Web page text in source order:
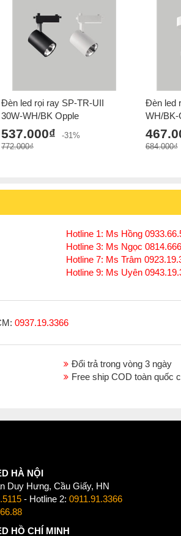
tốt cho chipled.
Đèn ray ST030 có 2 màu vỏ là đèn và
Đèn ray ST030 sử dụng thanh ray T3
Đèn led rọi ray SP-TR-UII
30W-WH/BK Opple
537.000₫
-31%
772.000₫
Đèn led
WH/BK-
684.000₫
Hotline 1: Ms Hồng
Hotline 3: Ms Ngọc
Hotline 7: Ms Trâm
Hotline 9: Ms Uyên
0937.19.3366
Đổi trả trong vòng 3 ngày
Free ship COD toàn quốc
HÀ NỘI
Duy Hưng, Cầu Giấy, HN
- Hotline 2: 0911.91.3366
HỒ CHÍ MINH